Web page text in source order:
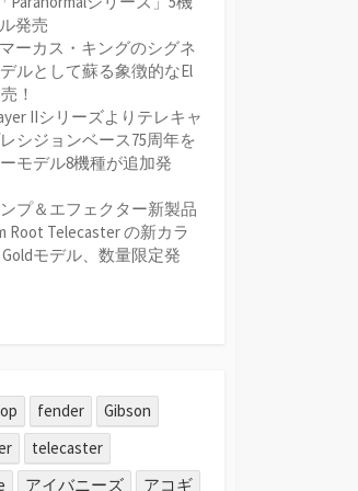
発売
ーカス・キングのシグネ
ルとして蘇る象徴的なEl
！
IIシリーズよりテレキャ
シジョンベース75周年を
モデル8機種が追加発
プ＆エフェクター新製品
Root Telecaster の新カラ
Goldモデル、数量限定発
fender
Gibson
telecaster
アイバニーズ アコギ